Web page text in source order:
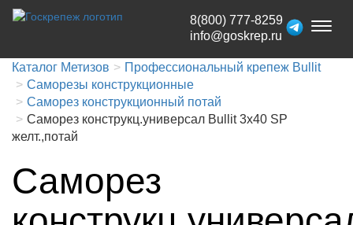
Toggle
8(800) 777-8259
info@goskrep.ru
Каталог Метизов
Профессиональный крепеж Bullit
Саморезы конструкционные
Саморез конструкционный потай
Саморез конструкц.универсал Bullit 3х40 SP
желт.,потай
Саморез